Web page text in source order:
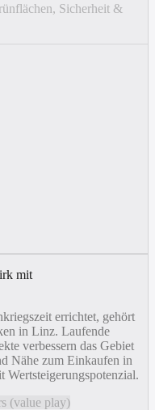
Sicherheit &
mit
errichtet, gehört
in Linz. Laufende
verbessern das Gebiet
Nähe zum Einkaufen in
(value play)